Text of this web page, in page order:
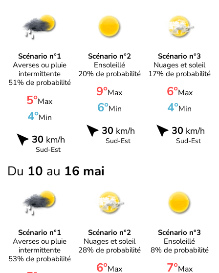
Scénario n°1
Averses ou pluie
intermittente
51% de probabilité
5°Max
4°Min
30km/h
Sud-Est
Scénario n°2
Ensoleillé
20% de probabilité
9°Max
6°Min
30km/h
Sud-Est
Scénario n°3
Nuages et soleil
17% de probabilité
6°Max
4°Min
30 km/h
Sud-Est
Du 10 au 16 mai
Scénario n°1
Averses ou pluie
intermittente
53% de probabilité
Scénario n°2
Nuages et soleil
28% de probabilité
6°Max
Scénario n°3
Ensoleillé
8% de probabilité
7°Max